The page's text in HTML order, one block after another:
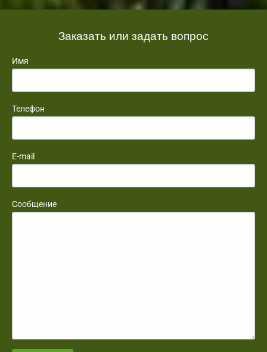
Заказать или задать вопрос
Имя
Телефон
E-mail
Сообщение